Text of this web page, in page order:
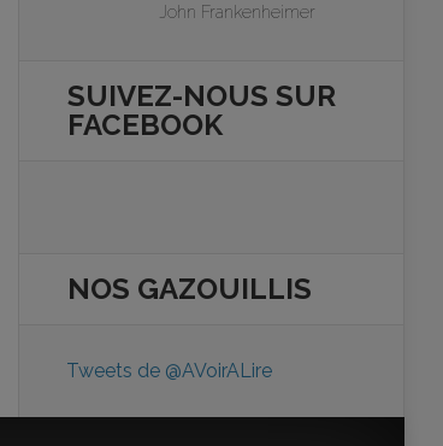
John Frankenheimer
SUIVEZ-NOUS SUR
FACEBOOK
NOS GAZOUILLIS
Tweets de @AVoirALire